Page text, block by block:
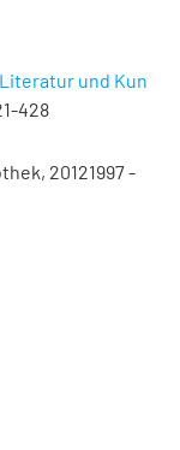
und Kun
428
20121997 -